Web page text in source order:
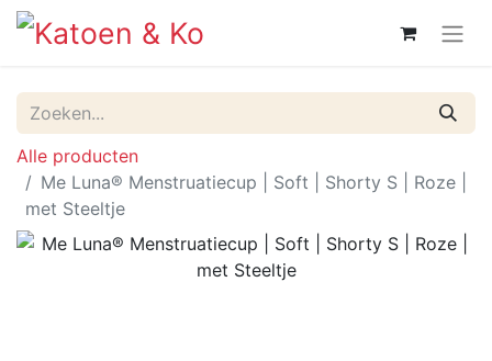
Alle producten
Me Luna® Menstruatiecup | Soft | Shorty S | Roze |
met Steeltje